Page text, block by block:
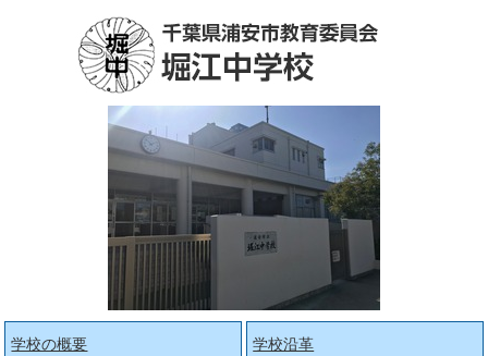
学校の概要 学校沿革